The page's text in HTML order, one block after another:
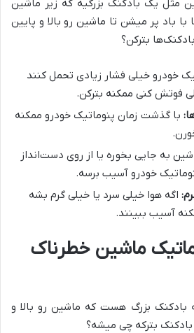
مثل یک بادکنک بزرگیه که زیر ماشین
باد پر میشن تا ماشین رو بالا و پایین
بترکن؟
خودرو خیلی فشار زیادی تحمل کنند
فوتش کنی ممکنه بترکن.
با گذشت زمان پنوماتیک خودرو ممکنه
به جایی بخوره یا از روی دست‌انداز
خودرو آسیب برسه.
اگه هوا خیلی سرد یا خیلی گرم بشه
آسیب ببینند.
ماشین خطرناک
بادکنک بزرگ هست که ماشین رو بالا و
بادکنک بترکه چی میشه؟